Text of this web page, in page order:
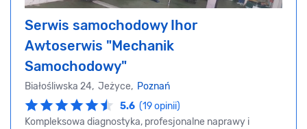
Serwis samochodowy Ihor
Awtoserwis "Mechanik
Samochodowy"
Białośliwska 24, Jeżyce, Poznań
5.6 (19 opinii)
Kompleksowa diagnostyka, profesjonalne naprawy i